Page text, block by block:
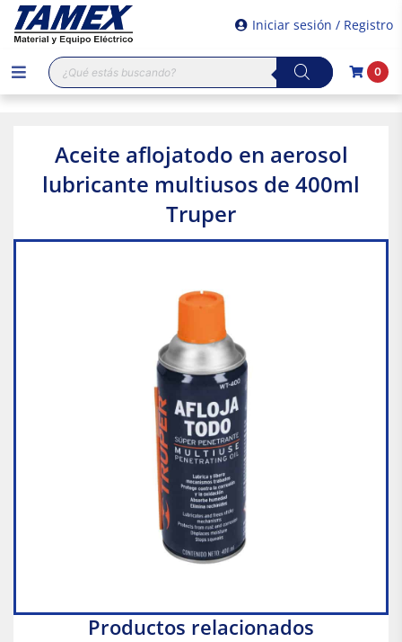
Iniciar sesión / Registro
Búsqueda
de
productos
0
Aceite aflojatodo en aerosol
lubricante multiusos de 400ml
Truper
Productos relacionados